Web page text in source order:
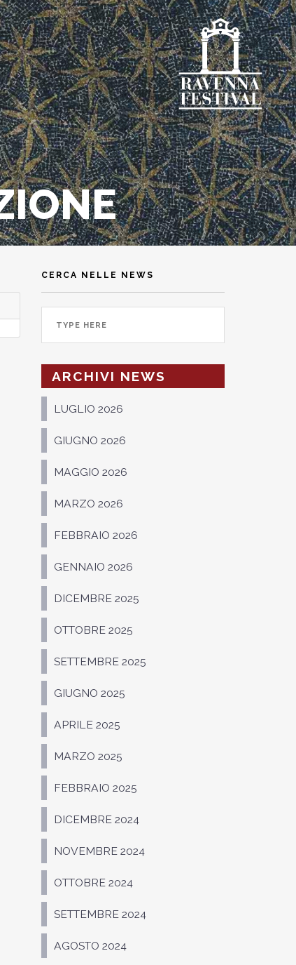
CERCA NELLE NEWS
ARCHIVI NEWS
LUGLIO 2026
GIUGNO 2026
MAGGIO 2026
MARZO 2026
FEBBRAIO 2026
GENNAIO 2026
DICEMBRE 2025
OTTOBRE 2025
SETTEMBRE 2025
GIUGNO 2025
APRILE 2025
MARZO 2025
FEBBRAIO 2025
DICEMBRE 2024
NOVEMBRE 2024
OTTOBRE 2024
SETTEMBRE 2024
AGOSTO 2024